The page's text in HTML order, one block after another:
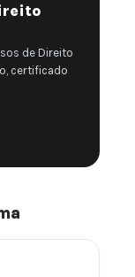
de Direito
certificado